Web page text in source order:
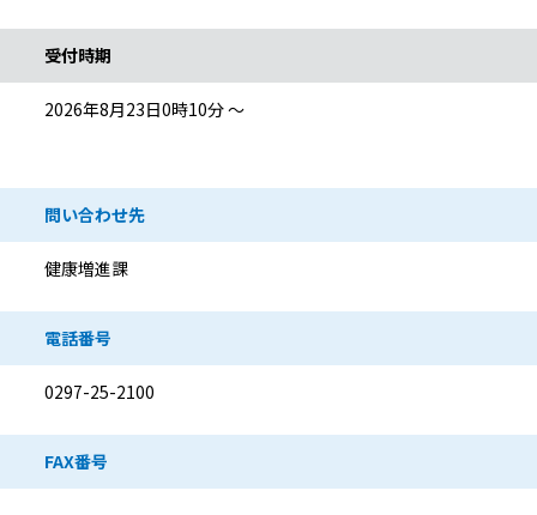
受付時期
2026年8月23日0時10分 ～
問い合わせ先
健康増進課
電話番号
0297-25-2100
FAX番号